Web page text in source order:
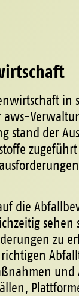
in
stand der
die
sehen
zu
richtigen
und